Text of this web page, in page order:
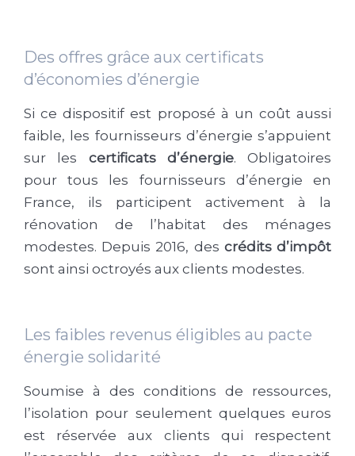
Des offres grâce aux certificats
d’économies d’énergie
Si ce dispositif est proposé à un coût aussi
faible, les fournisseurs d’énergie s’appuient
sur les certificats d’énergie. Obligatoires
pour tous les fournisseurs d’énergie en
France, ils participent activement à la
rénovation de l’habitat des ménages
modestes. Depuis 2016, des crédits d’impôt
sont ainsi octroyés aux clients modestes.
Les faibles revenus éligibles au pacte
énergie solidarité
Soumise à des conditions de ressources,
l’isolation pour seulement quelques euros
est réservée aux clients qui respectent